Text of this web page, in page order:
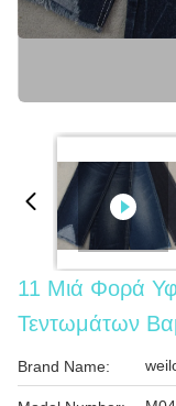
11 Μιά Φορά
Τεντωμάτων
Brand Name: